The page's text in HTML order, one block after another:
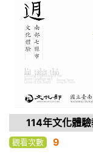
114年文化體
觀看次數 9